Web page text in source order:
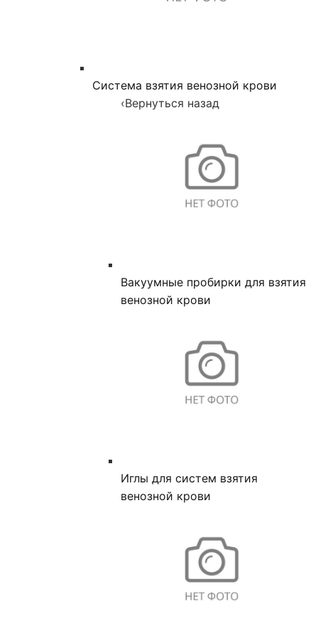
Система взятия венозной крови
‹Вернуться назад
Вакуумные пробирки для взятия
венозной крови
Иглы для систем взятия
венозной крови